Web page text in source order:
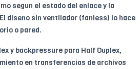
segun el estado del enlace y la
diseno sin ventilador (fanless) lo hace
o pared.
y backpressure para Half Duplex,
en transferencias de archivos